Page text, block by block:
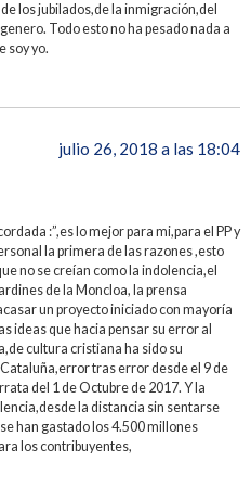
los jubilados,de la inmigración,del
Todo esto no ha pesado nada a
soy yo.
julio 26, 2018 a las 18:04
:”,es lo mejor para mi,para el PP y
la primera de las razones ,esto
no se creían como la indolencia,el
de la Moncloa, la prensa
un proyecto iniciado con mayoría
ideas que hacia pensar su error al
cultura cristiana ha sido su
tras error desde el 9 de
del 1 de Octubre de 2017. Y la
la distancia sin sentarse
han gastado los 4.500 millones
los contribuyentes,